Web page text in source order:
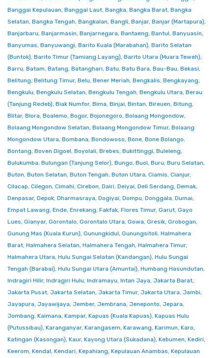
Banggai Kepulauan, Banggai Laut, Bangka, Bangka Barat, Bangka
Selatan, Bangka Tengah, Bangkalan, Bangli, Banjar, Banjar (Martapura),
Banjarbaru, Banjarmasin, Banjarnegara, Bantaeng, Bantul, Banyuasin,
Banyumas, Banyuwangi, Barito Kuala (Marabahan), Barito Selatan
(Buntok), Barito Timur (Tamiang Layang), Barito Utara (Muara Teweh),
Barru, Batam, Batang, Batanghari, Batu, Batu Bara, Bau-Bau, Bekasi,
Belitung, Belitung Timur, Belu, Bener Meriah, Bengkalis, Bengkayang,
Bengkulu, Bengkulu Selatan, Bengkulu Tengah, Bengkulu Utara, Berau
(Tanjung Redeb), Biak Numfor, Bima, Binjai, Bintan, Bireuen, Bitung,
Blitar, Blora, Boalemo, Bogor, Bojonegoro, Bolaang Mongondow,
Bolaang Mongondow Selatan, Bolaang Mongondow Timur, Bolaang
Mongondow Utara, Bombana, Bondowoso, Bone, Bone Bolango,
Bontang, Boven Digoel, Boyolali, Brebes, Bukittinggi, Buleleng,
Bulukumba, Bulungan (Tanjung Selor), Bungo, Buol, Buru, Buru Selatan,
Buton, Buton Selatan, Buton Tengah, Buton Utara, Ciamis, Cianjur,
Cilacap, Cilegon, Cimahi, Cirebon, Dairi, Deiyai, Deli Serdang, Demak,
Denpasar, Depok, Dharmasraya, Dogiyai, Dompu, Donggala, Dumai,
Empat Lawang, Ende, Enrekang, Fakfak, Flores Timur, Garut, Gayo
Lues, Gianyar, Gorontalo, Gorontalo Utara, Gowa, Gresik, Grobogan,
Gunung Mas (Kuala Kurun), Gunungkidul, Gunungsitoli, Halmahera
Barat, Halmahera Selatan, Halmahera Tengah, Halmahera Timur,
Halmahera Utara, Hulu Sungai Selatan (Kandangan), Hulu Sungai
Tengah (Barabai), Hulu Sungai Utara (Amuntai), Humbang Hasundutan,
Indragiri Hilir, Indragiri Hulu, Indramayu, Intan Jaya, Jakarta Barat,
Jakarta Pusat, Jakarta Selatan, Jakarta Timur, Jakarta Utara, Jambi,
Jayapura, Jayawijaya, Jember, Jembrana, Jeneponto, Jepara,
Jombang, Kaimana, Kampar, Kapuas (Kuala Kapuas), Kapuas Hulu
(Putussibau), Karanganyar, Karangasem, Karawang, Karimun, Karo,
Katingan (Kasongan), Kaur, Kayong Utara (Sukadana), Kebumen, Kediri,
Keerom, Kendal, Kendari, Kepahiang, Kepulauan Anambas, Kepulauan